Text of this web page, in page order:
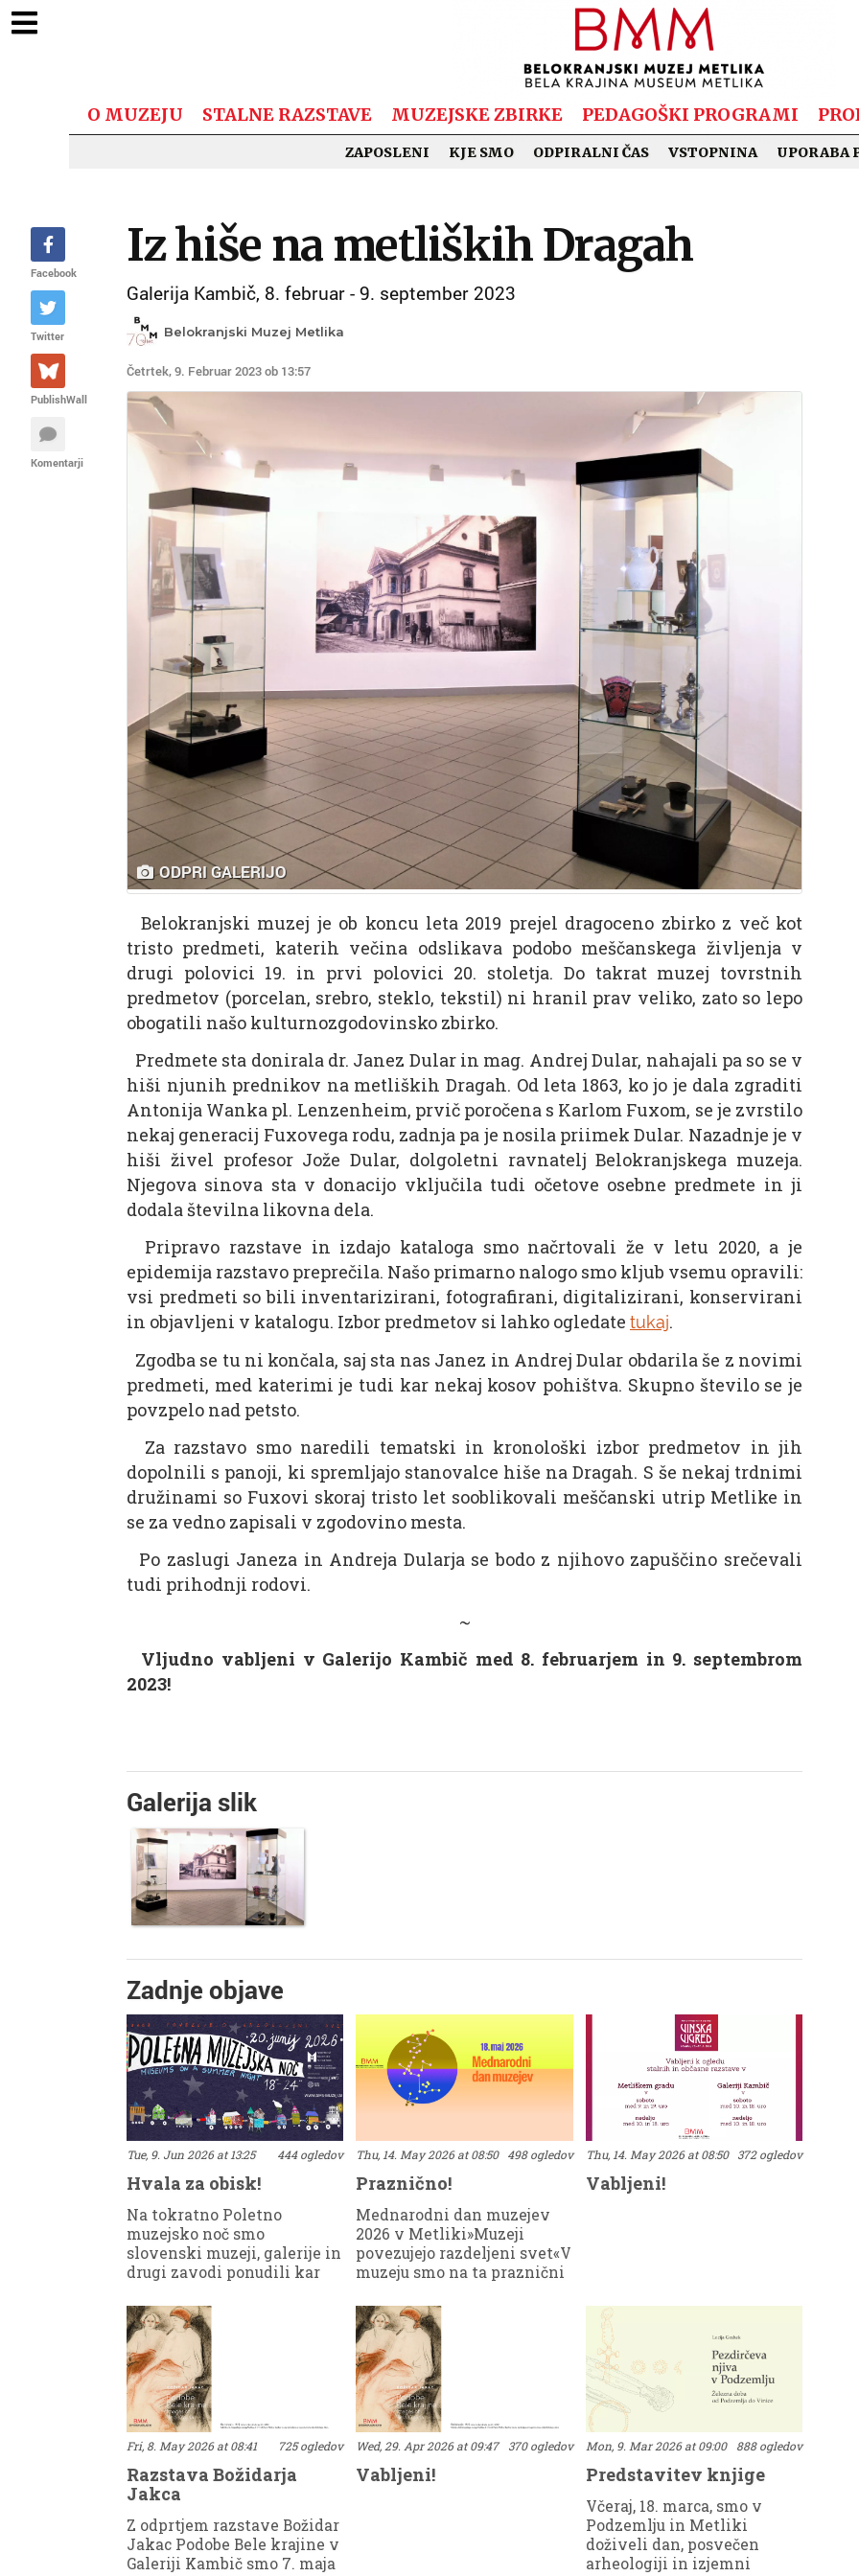
O MUZEJU STALNE RAZSTAVE MUZEJSKE ZBIRKE PEDAGOŠKI PROGRAMI
ZAPOSLENI KJE SMO ODPIRALNI ČAS VSTOPNINA UPORABA
Iz hiše na metliških Dragah
Galerija Kambič, 8. februar - 9. september 2023
Belokranjski Muzej Metlika
Četrtek, 9. Februar 2023 ob 13:57
ODPRI GALERIJO
Belokranjski muzej je ob koncu leta 2019 prejel dragoceno zbirko z več kot
tristo predmeti, katerih večina odslikava podobo meščanskega življenja v
drugi polovici 19. in prvi polovici 20. stoletja. Do takrat muzej tovrstnih
predmetov (porcelan, srebro, steklo, tekstil) ni hranil prav veliko, zato so lepo
obogatili našo kulturnozgodovinsko zbirko.
Predmete sta donirala dr. Janez Dular in mag. Andrej Dular, nahajali pa so se v
hiši njunih prednikov na metliških Dragah. Od leta 1863, ko jo je dala zgraditi
Antonija Wanka pl. Lenzenheim, prvič poročena s Karlom Fuxom, se je zvrstilo
nekaj generacij Fuxovega rodu, zadnja pa je nosila priimek Dular. Nazadnje je v
hiši živel profesor Jože Dular, dolgoletni ravnatelj Belokranjskega muzeja.
Njegova sinova sta v donacijo vključila tudi očetove osebne predmete in ji
dodala številna likovna dela.
Pripravo razstave in izdajo kataloga smo načrtovali že v letu 2020, a je
epidemija razstavo preprečila. Našo primarno nalogo smo kljub vsemu opravili:
vsi predmeti so bili inventarizirani, fotografirani, digitalizirani, konservirani
in objavljeni v katalogu. Izbor predmetov si lahko ogledate tukaj.
Zgodba se tu ni končala, saj sta nas Janez in Andrej Dular obdarila še z novimi
predmeti, med katerimi je tudi kar nekaj kosov pohištva. Skupno število se je
povzpelo nad petsto.
Za razstavo smo naredili tematski in kronološki izbor predmetov in jih
dopolnili s panoji, ki spremljajo stanovalce hiše na Dragah. S še nekaj trdnimi
družinami so Fuxovi skoraj tristo let sooblikovali meščanski utrip Metlike in
se za vedno zapisali v zgodovino mesta.
Po zaslugi Janeza in Andreja Dularja se bodo z njihovo zapuščino srečevali
tudi prihodnji rodovi.
~
Vljudno vabljeni v Galerijo Kambič med 8. februarjem in 9. septembrom
2023!
Galerija slik
Zadnje objave
Tue, 9. Jun 2026 at 13:25 444 ogledov
Hvala za obisk!
Na tokratno Poletno
muzejsko noč smo
slovenski muzeji, galerije in
drugi zavodi ponudili kar
ste za obisk izbrali tudi
naše.Uvod v večer je bil
sprehod skozi Podobe Bele
krajine, ki jih je Božidar
Jakac ustvaril ob svojih
obiskih pokrajine med
Gorjanci in Kolpo. Avtorica
Andreja Brancelj Bednaršek
je obiskovalcem ponudila
vpogled v nastanek
Jakčeve zbirke v
Belokranjskem muzeju in
njenega belokranjskega
opusa.Medtem so grajsko
Thu, 14. May 2026 at 08:50 498 ogledov
Praznično!
Mednarodni dan muzejev
2026 v Metliki»Muzeji
povezujejo razdeljeni svet«V
muzeju smo na ta praznični
in še enkrat potrdili, da
muzeji res
povezujejo.Dopoldne smo
začeli v duhu spomina in
spoštovanja. Obiskali so nas
člani Zveze borcev za
vrednote NOB Metlika, ki so
si pod vodstvom Leona
Gregorčiča ogledali
muzejsko zbirko, tudi zadnjo
Thu, 14. May 2026 at 08:50 372 ogledov
Vabljeni!
Fri, 8. May 2026 at 08:41 725 ogledov
Razstava Božidarja
Jakca
Z odprtjem razstave Božidar
Jakac Podobe Bele krajine v
Galeriji Kambič smo 7. maja
Wed, 29. Apr 2026 at 09:47 370 ogledov
Vabljeni!
Mon, 9. Mar 2026 at 09:00 888 ogledov
Predstavitev knjige
Včeraj, 18. marca, smo v
Podzemlju in Metliki
doživeli dan, posvečen
arheologiji in izjemni
Facebook
Twitter
PublishWall
Komentarji